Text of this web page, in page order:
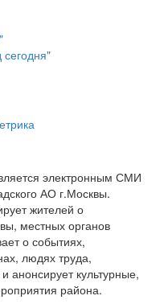
электронным СМИ
АО г.Москвы.
жителей о
местных органов
о событиях,
людях труда,
анонсирует культурные,
района.